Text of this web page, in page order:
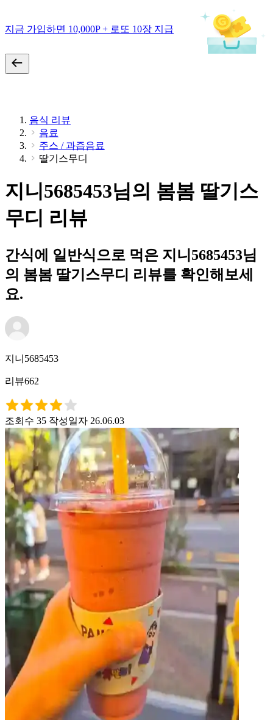
지금 가입하면 10,000P + 로또 10장 지급
음식 리뷰
음료
주스 / 과즙음료
딸기스무디
지니5685453님의 봄봄 딸기스
무디 리뷰
간식에 일반식으로 먹은 지니5685453님
의 봄봄 딸기스무디 리뷰를 확인해보세
요.
지니5685453
리뷰662
조회수 35 작성일자 26.06.03